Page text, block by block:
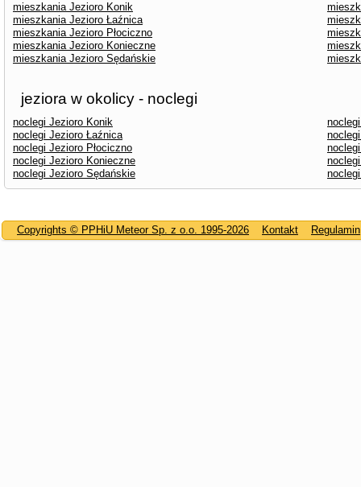
mieszkania Jezioro Konik
mieszkania Jezioro Łaźnica
mieszkania Jezioro Płociczno
mieszkania Jezioro Konieczne
mieszkania Jezioro Sędańskie
jeziora w okolicy - noclegi
noclegi Jezioro Konik
noclegi Jezioro Łaźnica
noclegi Jezioro Płociczno
noclegi Jezioro Konieczne
noclegi Jezioro Sędańskie
Copyrights © PPHiU Meteor Sp. z o.o. 1995-2026 Kontakt Regulamin